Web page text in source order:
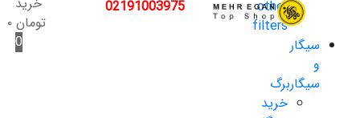
other
filters
سیگار
و
سیگاربرگ
خرید
02191003975
تومان۰
0